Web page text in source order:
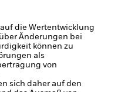
die Wertentwicklung
Änderungen bei
können zu
als
von
sich daher auf den